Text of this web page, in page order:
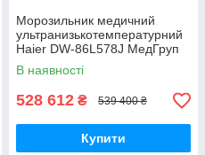
Морозильник медичний
ультранизькотемпературний
Haier DW-86L578J МедГруп
В наявності
528 612 ₴ 539 400 ₴
Купити